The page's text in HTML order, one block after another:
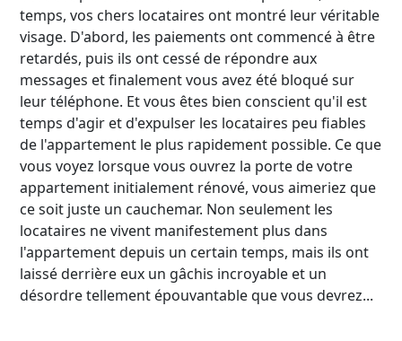
temps, vos chers locataires ont montré leur véritable
visage. D'abord, les paiements ont commencé à être
retardés, puis ils ont cessé de répondre aux
messages et finalement vous avez été bloqué sur
leur téléphone. Et vous êtes bien conscient qu'il est
temps d'agir et d'expulser les locataires peu fiables
de l'appartement le plus rapidement possible. Ce que
vous voyez lorsque vous ouvrez la porte de votre
appartement initialement rénové, vous aimeriez que
ce soit juste un cauchemar. Non seulement les
locataires ne vivent manifestement plus dans
l'appartement depuis un certain temps, mais ils ont
laissé derrière eux un gâchis incroyable et un
désordre tellement épouvantable que vous devrez...